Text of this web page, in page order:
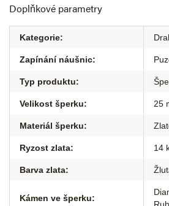
Doplňkové parametry
Kategorie:
Zapínání náušnic:
Typ produktu:
Velikost šperku: 25
Materiál šperku:
Ryzost zlata: 14
Barva zlata:
Kámen ve šperku: